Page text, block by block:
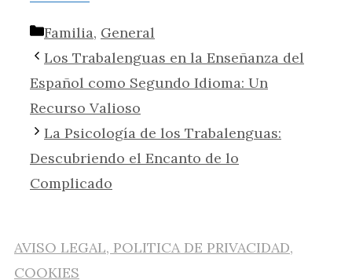
Categorías
Familia, General
Los Trabalenguas en la Enseñanza del
Español como Segundo Idioma: Un
Recurso Valioso
La Psicología de los Trabalenguas:
Descubriendo el Encanto de lo
Complicado
AVISO LEGAL, POLITICA DE PRIVACIDAD,
COOKIES